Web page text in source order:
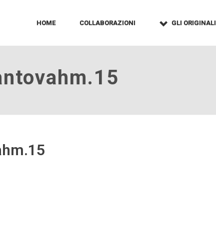
HOME COLLABORAZIONI GLI ORIGINALI